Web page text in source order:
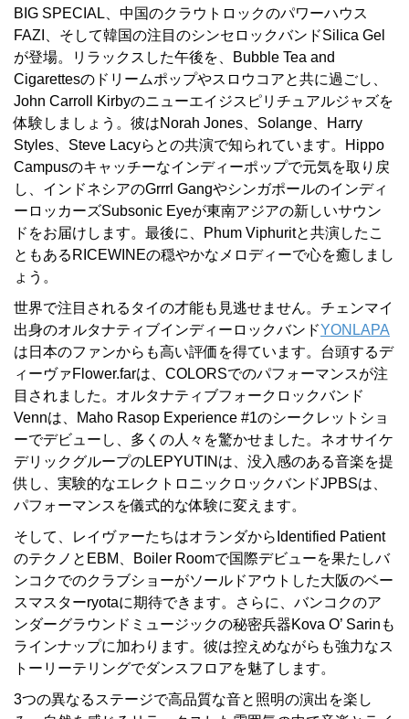
BIG SPECIAL、中国のクラウトロックのパワーハウス
FAZI、そして韓国の注目のシンセロックバンドSilica Gel
が登場。リラックスした午後を、Bubble Tea and
Cigarettesのドリームポップやスロウコアと共に過ごし、
John Carroll Kirbyのニューエイジスピリチュアルジャズを
体験しましょう。彼はNorah Jones、Solange、Harry
Styles、Steve Lacyらとの共演で知られています。Hippo
Campusのキャッチーなインディーポップで元気を取り戻
し、インドネシアのGrrrl Gangやシンガポールのインディ
ーロッカーズSubsonic Eyeが東南アジアの新しいサウン
ドをお届けします。最後に、Phum Viphuritと共演したこ
ともあるRICEWINEの穏やかなメロディーで心を癒しまし
ょう。
世界で注目されるタイの才能も見逃せません。チェンマイ
出身のオルタナティブインディーロックバンドYONLAPA
は日本のファンからも高い評価を得ています。台頭するデ
ィーヴァFlower.farは、COLORSでのパフォーマンスが注
目されました。オルタナティブフォークロックバンド
Vennは、Maho Rasop Experience #1のシークレットショ
ーでデビューし、多くの人々を驚かせました。ネオサイケ
デリックグループのLEPYUTINは、没入感のある音楽を提
供し、実験的なエレクトロニックロックバンドJPBSは、
パフォーマンスを儀式的な体験に変えます。
そして、レイヴァーたちはオランダからIdentified Patient
のテクノとEBM、Boiler Roomで国際デビューを果たしバ
ンコクでのクラブショーがソールドアウトした大阪のベー
スマスターryotaに期待できます。さらに、バンコクのア
ンダーグラウンドミュージックの秘密兵器Kova O’ Sarinも
ラインナップに加わります。彼は控えめながらも強力なス
トーリーテリングでダンスフロアを魅了します。
3つの異なるステージで高品質な音と照明の演出を楽し